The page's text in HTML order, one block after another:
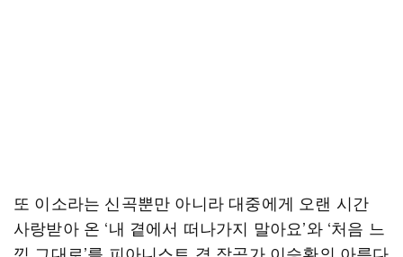
또 이소라는 신곡뿐만 아니라 대중에게 오랜 시간
사랑받아 온 ‘내 곁에서 떠나가지 말아요’와 ‘처음 느